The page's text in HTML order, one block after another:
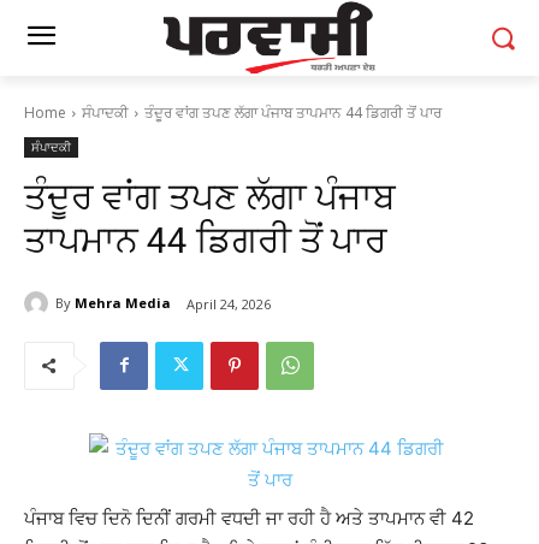
Home ਸੰਪਾਦਕੀ ਤੰਦੂਰ ਵਾਂਗ ਤਪਣ ਲੱਗਾ ਪੰਜਾਬ ਤਾਪਮਾਨ 44 ਡਿਗਰੀ ਤੋਂ ਪਾਰ
ਸੰਪਾਦਕੀ
ਤੰਦੂਰ ਵਾਂਗ ਤਪਣ ਲੱਗਾ ਪੰਜਾਬ
ਤਾਪਮਾਨ 44 ਡਿਗਰੀ ਤੋਂ ਪਾਰ
By Mehra Media April 24, 2026
ਪੰਜਾਬ ਵਿਚ ਦਿਨੋ ਦਿਨੀਂ ਗਰਮੀ ਵਧਦੀ ਜਾ ਰਹੀ ਹੈ ਅਤੇ ਤਾਪਮਾਨ ਵੀ 42